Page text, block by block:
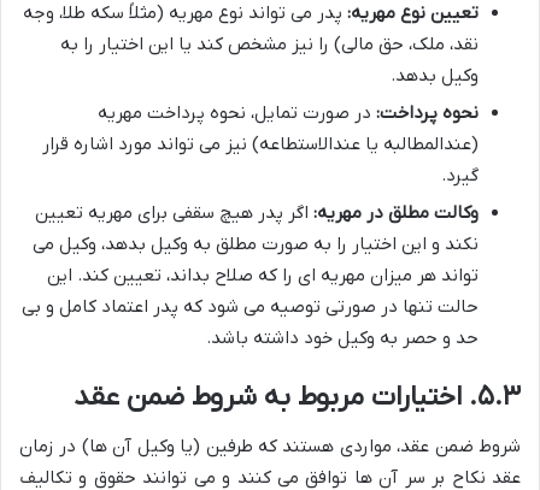
تعیین نوع مهریه: پدر می تواند نوع مهریه (مثلاً سکه طلا، وجه
نقد، ملک، حق مالی) را نیز مشخص کند یا این اختیار را به
وکیل بدهد.
نحوه پرداخت: در صورت تمایل، نحوه پرداخت مهریه
(عندالمطالبه یا عندالاستطاعه) نیز می تواند مورد اشاره قرار
گیرد.
وکالت مطلق در مهریه: اگر پدر هیچ سقفی برای مهریه تعیین
نکند و این اختیار را به صورت مطلق به وکیل بدهد، وکیل می
تواند هر میزان مهریه ای را که صلاح بداند، تعیین کند. این
حالت تنها در صورتی توصیه می شود که پدر اعتماد کامل و بی
حد و حصر به وکیل خود داشته باشد.
۵.۳. اختیارات مربوط به شروط ضمن عقد
شروط ضمن عقد، مواردی هستند که طرفین (یا وکیل آن ها) در زمان
عقد نکاح بر سر آن ها توافق می کنند و می توانند حقوق و تکالیف